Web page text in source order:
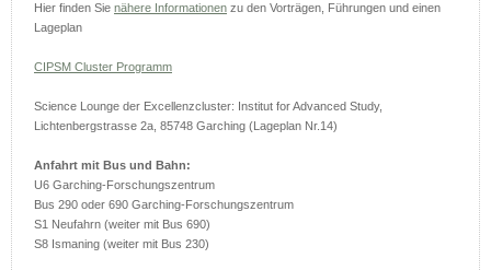
Hier finden Sie nähere Informationen zu den Vorträgen, Führungen und einen
Lageplan
CIPSM Cluster Programm
Science Lounge der Excellenzcluster: Institut for Advanced Study,
Lichtenbergstrasse 2a, 85748 Garching (Lageplan Nr.14)
Anfahrt mit Bus und Bahn:
U6 Garching-Forschungszentrum
Bus 290 oder 690 Garching-Forschungszentrum
S1 Neufahrn (weiter mit Bus 690)
S8 Ismaning (weiter mit Bus 230)